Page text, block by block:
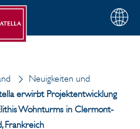
Wählen
Sie
Neuigkeiten und
erwirbt Projektentwicklung
Wohnturms in Clermont-
Frankreich